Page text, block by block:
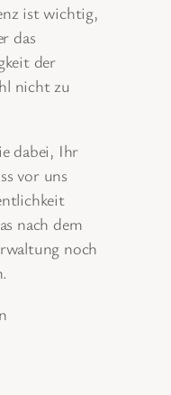
ist wichtig,
das
der
nicht zu
dabei, Ihr
vor uns
nach dem
noch